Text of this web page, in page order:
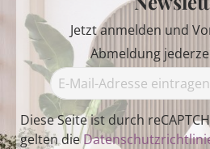
Jetzt anmelden und
Abmeldung
Diese Seite ist durch
gelten die